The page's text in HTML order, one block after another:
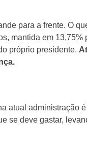
para a frente. O
mantida em
próprio presidente.
atual administração
se deve gastar,